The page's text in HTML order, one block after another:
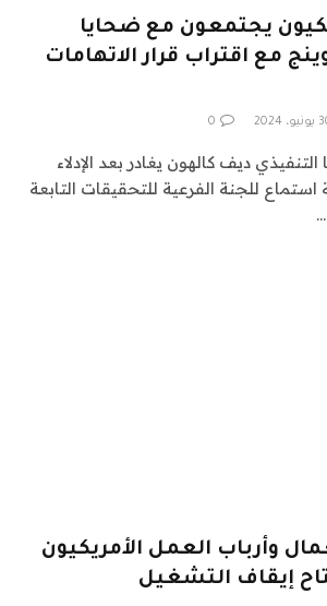
يجتمعون مع ضحايا
مع اقتراب قرار الاتهامات
2024
0
ديف كالهون يغادر بعد الإدلاء
للجنة الفرعية للتحقيقات التابعة
وأرباب العمل الأمريكيون
إيقاف التشغيل